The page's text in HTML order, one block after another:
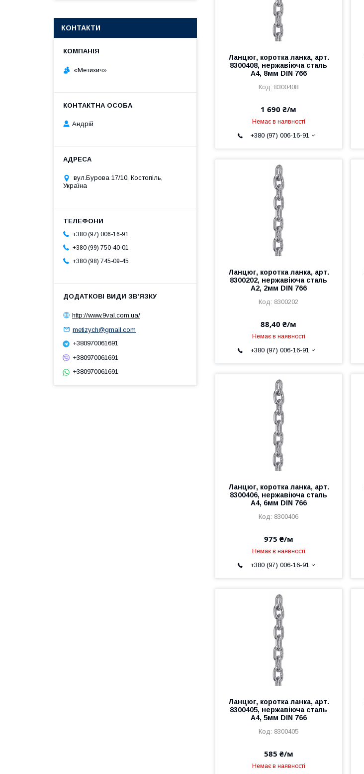
Ланцюг, коротка ланка, арт.
8300408, нержавіюча сталь
А4, 8мм DIN 766
8300408
1 690 ₴/м
Немає в наявності
+380 (97) 006-16-91
Ланцюг, коротка ланка, арт.
8300202, нержавіюча сталь
А2, 2мм DIN 766
8300202
88,40 ₴/м
Немає в наявності
+380 (97) 006-16-91
Ланцюг, коротка ланка, арт.
8300406, нержавіюча сталь
А4, 6мм DIN 766
8300406
975 ₴/м
Немає в наявності
+380 (97) 006-16-91
Ланцюг, коротка ланка, арт.
8300405, нержавіюча сталь
А4, 5мм DIN 766
8300405
585 ₴/м
Немає в наявності
КОНТАКТИ
«Метизич»
Андрій
вул.Бурова 17/10, Костопіль,
Україна
+380 (97) 006-16-91
+380 (99) 750-40-01
+380 (98) 745-09-45
http://www.9val.com.ua/
metizych@gmail.com
+380970061691
+380970061691
+380970061691